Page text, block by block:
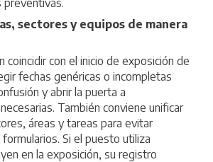
preventivas.
sectores y equipos de manera
coincidir con el inicio de exposición de
fechas genéricas o incompletas
y abrir la puerta a
También conviene unificar
áreas y tareas para evitar
Si el puesto utiliza
en la exposición, su registro